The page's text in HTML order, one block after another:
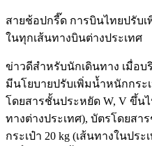
สายช้อปกรี๊ด การบินไทยปรับ
ในทุกเส้นทางบินต่างประเทศ
ข่าวดีสำหรับนักเดินทาง เมื่อ
มีนโยบายปรับเพิ่มน้ำหนักกระ
โดยสารชั้นประหยัด W, V ขึ้น
ทางต่างประเทศ), บัตรโดยส
กระเป๋า 20 kg (เส้นทางในปร